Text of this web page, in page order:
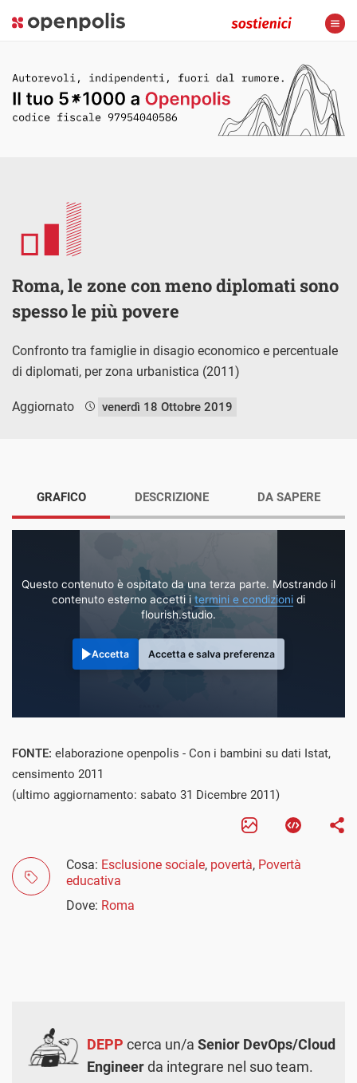
Roma, le zone con meno diplomati sono
spesso le più povere
Confronto tra famiglie in disagio economico e percentuale
di diplomati, per zona urbanistica (2011)
Aggiornato venerdì 18 Ottobre 2019
GRAFICO
Questo contenuto è ospitato da una terza parte. Mostrando il
contenuto esterno accetti i termini e condizioni di
flourish.studio.
Accetta Accetta e salva preferenza
DESCRIZIONE DA SAPERE
FONTE: elaborazione openpolis - Con i bambini su dati Istat,
censimento 2011
(ultimo aggiornamento: sabato 31 Dicembre 2011)
Cosa: Esclusione sociale, povertà, Povertà
educativa
Dove: Roma
DEPP cerca un/a Senior DevOps/Cloud
Engineerda integrare nel suo team.